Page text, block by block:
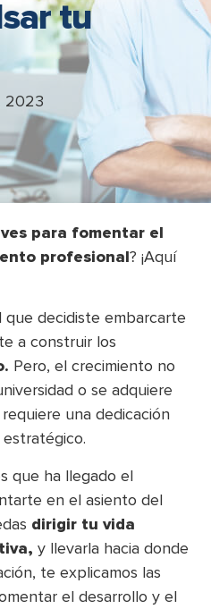
tu
2023
para fomentar el
profesional? ¡Aquí
decidiste embarcarte
a construir los
Pero, el crecimiento no
o se adquiere
una dedicación
que ha llegado el
en el asiento del
dirigir tu vida
y llevarla hacia donde
te explicamos las
el desarrollo y el